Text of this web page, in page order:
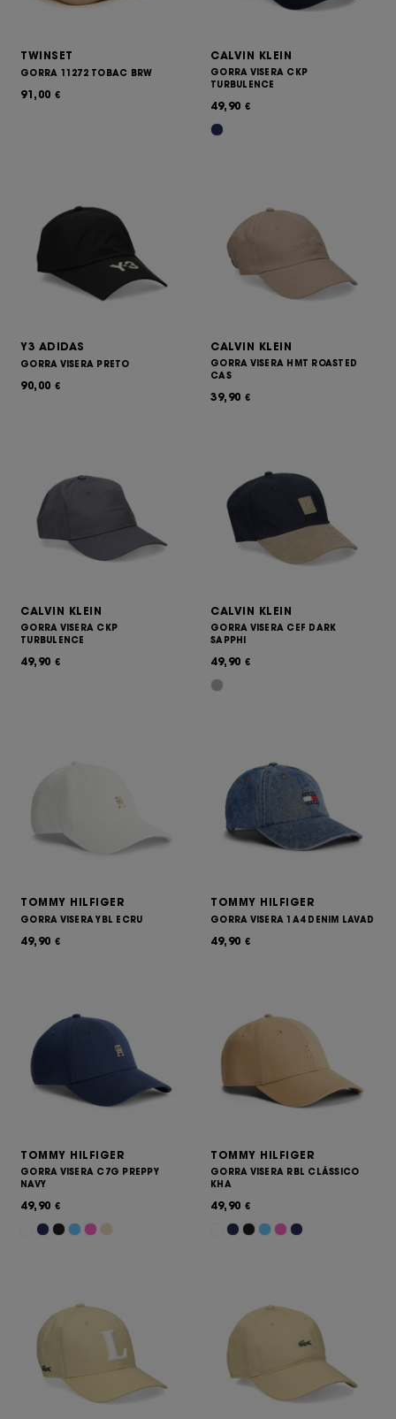
TWINSET
GORRA 11272 TOBAC BRW
91,00 €
CALVIN KLEIN
GORRA VISERA CKP
TURBULENCE
49,90 €
Y3 ADIDAS
GORRA VISERA PRETO
90,00 €
CALVIN KLEIN
GORRA VISERA HMT ROASTED
CAS
39,90 €
CALVIN KLEIN
GORRA VISERA CKP
TURBULENCE
49,90 €
CALVIN KLEIN
GORRA VISERA CEF DARK
SAPPHI
49,90 €
TOMMY HILFIGER
GORRA VISERA YBL ECRU
49,90 €
TOMMY HILFIGER
GORRA VISERA 1A4 DENIM LAVAD
49,90 €
TOMMY HILFIGER
GORRA VISERA C7G PREPPY
NAVY
49,90 €
TOMMY HILFIGER
GORRA VISERA RBL CLÁSSICO
KHA
49,90 €